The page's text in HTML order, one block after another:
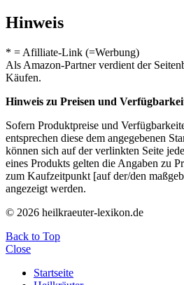
Hinweis
* = Afilliate-Link (=Werbung)
Als Amazon-Partner verdient der
Käufen.
Hinweis zu Preisen und
Sofern Produktpreise und
entsprechen diese dem angegebenen
können sich auf der verlinkten Seite
eines Produkts gelten die Angaben zu
zum Kaufzeitpunkt [auf der/den
angezeigt werden.
© 2026 heilkraeuter-lexikon.de
Back to Top
Close
Startseite